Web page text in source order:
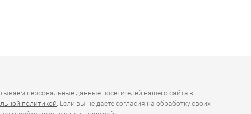
персональные данные посетителей нашего сайта в
политикой . Если вы не даете согласия на обработку своих